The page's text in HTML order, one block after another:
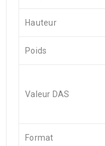
Hauteur
Poids
Valeur DAS
Format